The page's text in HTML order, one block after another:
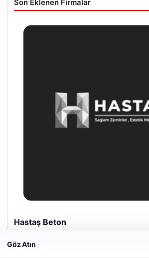
Son Eklenen Firmalar
Prenses Night Club
Göz Atın